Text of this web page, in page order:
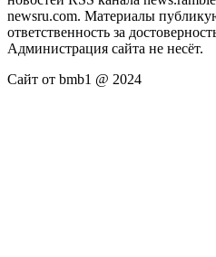
newsru.com. Материалы
ответственность за
Администрация сайта не несёт.
Сайт от bmb1 @ 2024